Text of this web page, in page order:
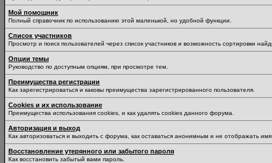
Мой помощник
Полный справочник по использованию этой маленькой, но удобной функции.
Список участников
Просмотр и поиск пользователей через список участников и возможность сортировки
Опции темы
Руководство по доступным опциям, при просмотре тем.
Преимущества регистрации
Как зарегистрироваться и каковы преимущества зарегистрированного пользователя.
Cookies и их использование
Преимущества использования cookies, и как удалять cookies данного форума.
Авторизация и выход
Как авторизоваться и выходить с форума, как оставаться анонимным и не отображать имя
Восстановление утерянного или забытого пароля
Как восстановить забытый вами пароль.